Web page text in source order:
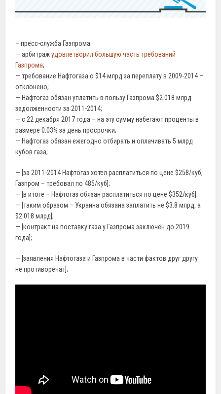
– пресс-служба Газпрома:
— арбитражудовлетворил большую часть требований
Газпрома;
— требование Нафтогаза о $14 млрд за переплату в 2009-2014 –
отклонено;
— Нафтогаз обязан уплатить в пользу Газпрома $2.018 млрд
задолженности за 2011-2014;
— с 22 декабря 2017 года – на эту сумму набегают проценты в
размере 0.03% за день просрочки;
— Нафтогаз обязан ежегодно отбирать и оплачивать 5 млрд
кубов газа;
— [за 2011-2014 Нафтогаз хотел расплатиться по цене $258/куб,
Газпром – требовал по 485/куб];
— [в итоге – Нафтогаз обязан расплатиться по цене $352/куб];
— [таким образом – Украина обязана заплатить не $3.8 млрд, а
$2.018 млрд];
— [контракт на поставку газа у Газпрома заключён до 2019
года];
— [заявления Нафтогаза и Газпрома в части фактов друг другу
не противоречат];